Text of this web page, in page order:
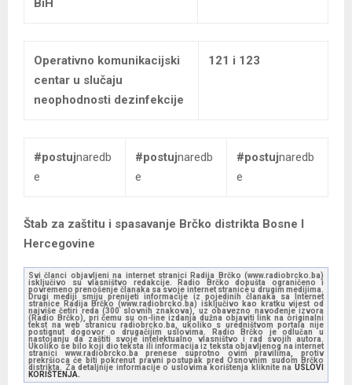
BiH
Operativno komunikacijski
centar u slučaju
neophodnosti dezinfekcije
121 i 123
#postujnaredb
e
#postujnaredb
e
#postujnaredb
e
Štab za zaštitu i spasavanje Brčko distrikta Bosne I
Hercegovine
Svi članci objavljeni na internet stranici Radija Brčko (www.radiobrcko.ba)
isključivo su vlasništvo redakcije. Radio Brčko dopušta ograničeno i
povremeno prenošenje članaka sa svoje internet stranice u drugim medijima.
Drugi mediji smiju prenijeti informacije iz pojedinih članaka sa Internet
stranice Radija Brčko (www.radiobrcko.ba) isključivo kao kratku vijest od
najviše četiri reda (300 slovnih znakova), uz obavezno navođenje izvora
(Radio Brčko), pri čemu su on-line izdanja dužna objaviti link na originalni
tekst na web stranicu radiobrcko.ba, ukoliko s uredništvom portala nije
postignut dogovor o drugačijim uslovima. Radio Brčko je odlučan u
nastojanju da zaštiti svoje intelektualno vlasništvo i rad svojih autora.
Ukoliko se bilo koji dio teksta ili informacija iz teksta objavljenog na internet
stranici www.radiobrcko.ba prenese suprotno ovim pravilima, protiv
prekršioca će biti pokrenut pravni postupak pred Osnovnim sudom Brčko
distrikta. Za detaljnije informacije o uslovima korištenja kliknite na USLOVI
KORIŠTENJA.